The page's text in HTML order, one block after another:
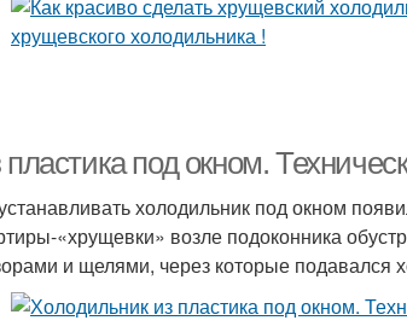
под окном.
холодильник под окном
«хрущевки» возле подоконника
и щелями, через которые подавался